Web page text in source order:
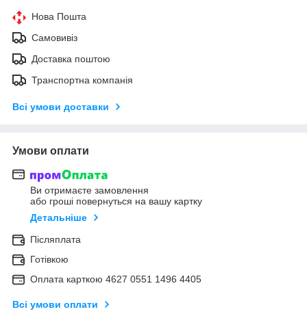
Нова Пошта
Самовивіз
Доставка поштою
Транспортна компанія
Всі умови доставки
Умови оплати
Ви отримаєте замовлення
або гроші повернуться на вашу картку
Детальніше
Післяплата
Готівкою
Оплата карткою 4627 0551 1496 4405
Всі умови оплати